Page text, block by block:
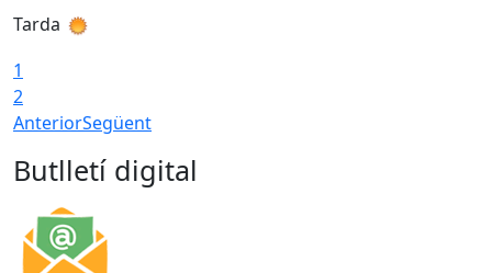
Tarda
1
2
AnteriorSegüent
Butlletí digital